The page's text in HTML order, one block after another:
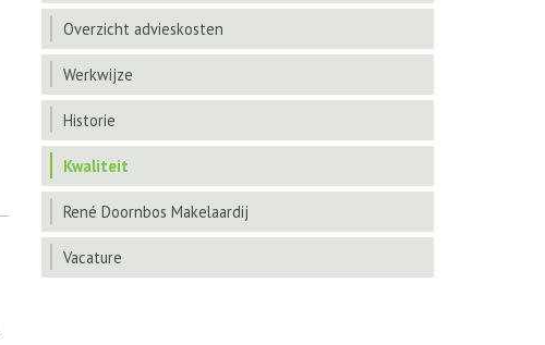
Overzicht advieskosten
Werkwijze
Historie
Kwaliteit
René Doornbos Makelaardij
Vacature